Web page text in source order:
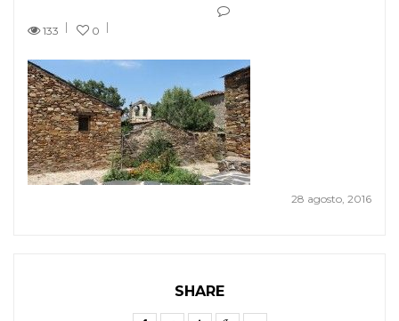
133 0
28 agosto, 2016
SHARE